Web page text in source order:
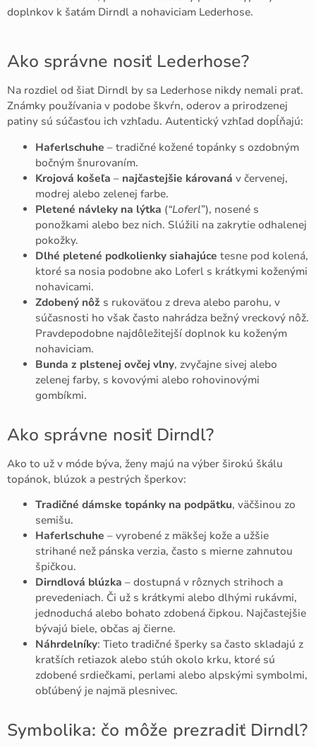
doplnkov k šatám Dirndl a nohaviciam Lederhose.
Ako správne nosiť Lederhose?
Na rozdiel od šiat Dirndl by sa Lederhose nikdy nemali prať.
Známky používania v podobe škvŕn, oderov a prirodzenej
patiny sú súčasťou ich vzhľadu. Autentický vzhľad dopĺňajú:
Haferlschuhe – tradičné kožené topánky s ozdobným
bočným šnurovaním.
Krojová košeľa – najčastejšie károvaná v červenej,
modrej alebo zelenej farbe.
Pletené návleky na lýtka (“Loferl”), nosené s
ponožkami alebo bez nich. Slúžili na zakrytie odhalenej
pokožky.
Dlhé pletené podkolienky siahajúce tesne pod kolená,
ktoré sa nosia podobne ako Loferl s krátkymi koženými
nohavicami.
Zdobený nôž s rukoväťou z dreva alebo parohu, v
súčasnosti ho však často nahrádza bežný vreckový nôž.
Pravdepodobne najdôležitejší doplnok ku koženým
nohaviciam.
Bunda z plstenej ovčej vlny, zvyčajne sivej alebo
zelenej farby, s kovovými alebo rohovinovými
gombíkmi.
Ako správne nosiť Dirndl?
Ako to už v móde býva, ženy majú na výber širokú škálu
topánok, blúzok a pestrých šperkov:
Tradičné dámske topánky na podpätku, väčšinou zo
semišu.
Haferlschuhe – vyrobené z mäkšej kože a užšie
strihané než pánska verzia, často s mierne zahnutou
špičkou.
Dirndlová blúzka – dostupná v rôznych strihoch a
prevedeniach. Či už s krátkymi alebo dlhými rukávmi,
jednoduchá alebo bohato zdobená čipkou. Najčastejšie
bývajú biele, občas aj čierne.
Náhrdelníky: Tieto tradičné šperky sa často skladajú z
kratších retiazok alebo stúh okolo krku, ktoré sú
zdobené srdiečkami, perlami alebo alpskými symbolmi,
obľúbený je najmä plesnivec.
Symbolika: čo môže prezradiť Dirndl?